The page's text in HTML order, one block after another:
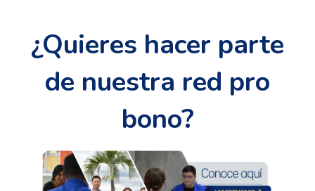
¿Quieres hacer parte
de nuestra red pro
bono?